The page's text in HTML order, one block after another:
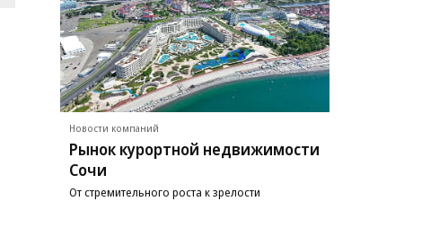
Новости компаний
Рынок курортной недвижимости
Сочи
От стремительного роста к зрелости